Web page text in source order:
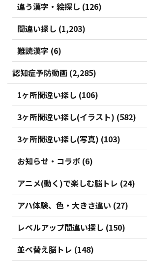
違う漢字・絵探し (126)
間違い探し (1,203)
難読漢字 (6)
認知症予防動画 (2,285)
1ヶ所間違い探し (106)
3ヶ所間違い探し(イラスト) (582)
3ヶ所間違い探し(写真) (103)
お知らせ・コラボ (6)
アニメ(動く)で楽しむ脳トレ (24)
アハ体験、色・大きさ違い (27)
レベルアップ間違い探し (150)
並べ替え脳トレ (148)